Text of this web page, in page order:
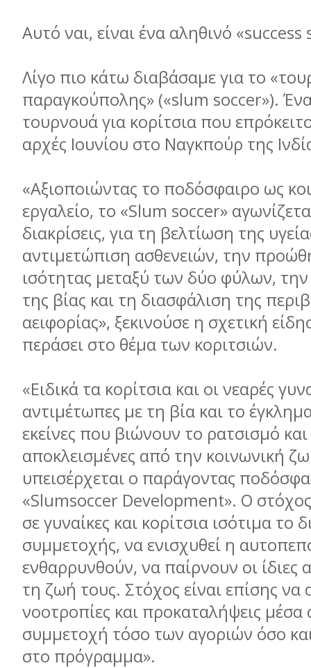
Αυτό ναι, είναι ένα αληθινό
Λίγο πιο κάτω διαβάσαμε για το
παραγκούπολης» («slum soccer»).
τουρνουά για κορίτσια που
αρχές Ιουνίου στο Ναγκπούρ της
«Αξιοποιώντας το ποδόσφαιρο ως
εργαλείο, το «Slum soccer»
διακρίσεις, για τη βελτίωση της
αντιμετώπιση ασθενειών, την
ισότητας μεταξύ των δύο φύλων,
της βίας και τη διασφάλιση της
αειφορίας», ξεκινούσε η σχετική
περάσει στο θέμα των κοριτσιών.
«Ειδικά τα κορίτσια και οι νεαρές
αντιμέτωπες με τη βία και το
εκείνες που βιώνουν το ρατσισμό και
αποκλεισμένες από την κοινωνική
υπεισέρχεται ο παράγοντας
«Slumsoccer Development». Ο στόχος
σε γυναίκες και κορίτσια ισότιμα το
συμμετοχής, να ενισχυθεί η
ενθαρρυνθούν, να παίρνουν οι ίδιες
τη ζωή τους. Στόχος είναι επίσης να
νοοτροπίες και προκαταλήψεις
συμμετοχή τόσο των αγοριών όσο
στο πρόγραμμα».